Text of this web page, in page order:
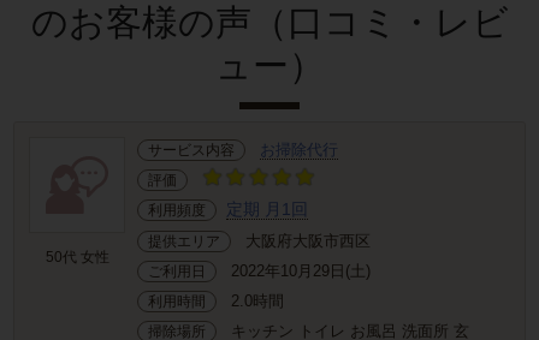
のお客様の声（口コミ・レビ
ュー）
50代 女性
サービス内容 お掃除代行
評価
利用頻度
定期 月1回
提供エリア 大阪府大阪市西区
ご利用日 2022年10月29日(土)
利用時間 2.0時間
掃除場所
キッチン トイレ お風呂 洗面所 玄